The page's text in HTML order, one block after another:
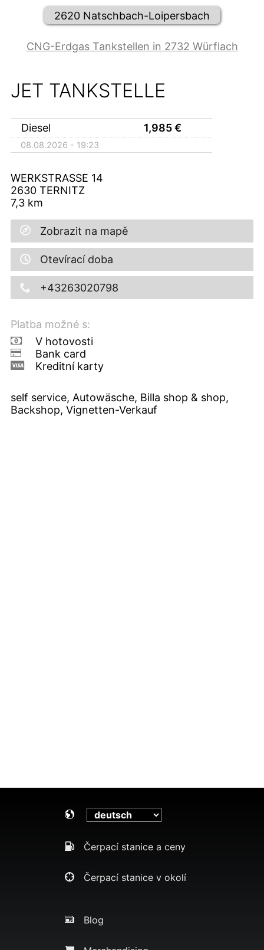
2620 Natschbach-Loipersbach
CNG-Erdgas Tankstellen in 2732 Würflach
JET TANKSTELLE
Diesel 1,985€
08.08.2026 - 19:23
WERKSTRASSE 14
2630 TERNITZ
7,3 km
Zobrazit na mapě
Otevírací doba
+43263020798
Platba možné s:
V hotovosti
Bank card
Kreditní karty
self service, Autowäsche, Billa shop & shop,
Backshop, Vignetten-Verkauf
Čerpací stanice a ceny
Čerpací stanice v okolí
Blog